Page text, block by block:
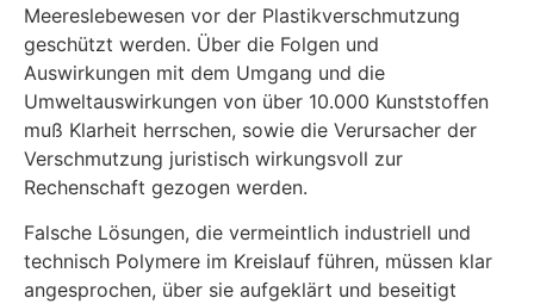
Meereslebewesen vor der Plastikverschmutzung
geschützt werden. Über die Folgen und
Auswirkungen mit dem Umgang und die
Umweltauswirkungen von über 10.000 Kunststoffen
muß Klarheit herrschen, sowie die Verursacher der
Verschmutzung juristisch wirkungsvoll zur
Rechenschaft gezogen werden.
Falsche Lösungen, die vermeintlich industriell und
technisch Polymere im Kreislauf führen, müssen klar
angesprochen, über sie aufgeklärt und beseitigt